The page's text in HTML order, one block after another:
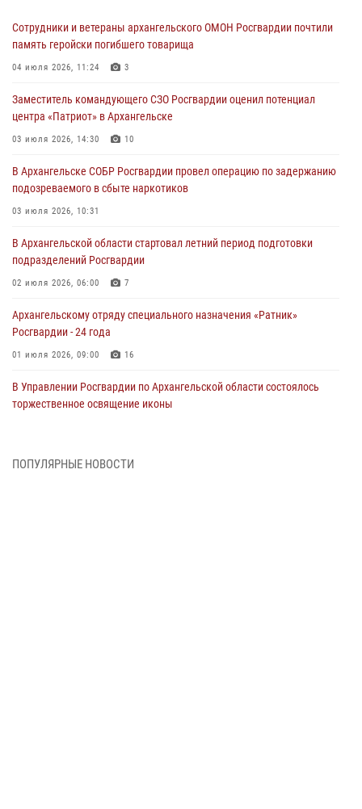
Сотрудники и ветераны архангельского ОМОН Росгвардии почтили
память геройски погибшего товарища
04 июля 2026, 11:24 3
Заместитель командующего СЗО Росгвардии оценил потенциал
центра «Патриот» в Архангельске
03 июля 2026, 14:30 10
В Архангельске СОБР Росгвардии провел операцию по задержанию
подозреваемого в сбыте наркотиков
03 июля 2026, 10:31
В Архангельской области стартовал летний период подготовки
подразделений Росгвардии
02 июля 2026, 06:00 7
Архангельскому отряду специального назначения «Ратник»
Росгвардии - 24 года
01 июля 2026, 09:00 16
В Управлении Росгвардии по Архангельской области состоялось
торжественное освящение иконы
Военнослужащие по призыву из Архангельской области приняли
ПОПУЛЯРНЫЕ НОВОСТИ